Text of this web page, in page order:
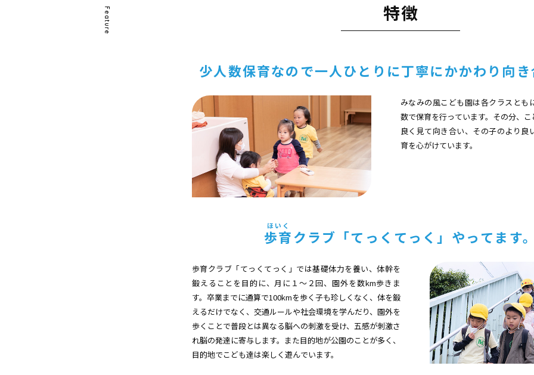
Feature 特徴
少人数保育なので一人ひとりに丁寧にかかわり向
みなみの風こども園は各クラスとも
数で保育を行っています。その分、
良く見て向き合い、その子のより良
育を心がけています。
歩育クラブ「てっくてっく」やってます
歩育クラブ「てっくてっく」では基礎体力を養い、体幹を
鍛えることを目的に、月に１〜２回、園外を数km歩きま
す。卒業までに通算で100kmを歩く子も珍しくなく、体を鍛
えるだけでなく、交通ルールや社会環境を学んだり、園外を
歩くことで普段とは異なる脳への刺激を受け、五感が刺激さ
れ脳の発達に寄与します。また目的地が公園のことが多く、
目的地でこども達は楽しく遊んでいます。